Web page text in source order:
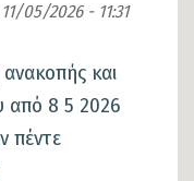
05/2026 - 11:31
και
από 8 5 2026
πέντε